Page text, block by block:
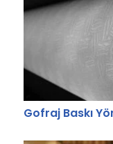
Gofraj Baskı